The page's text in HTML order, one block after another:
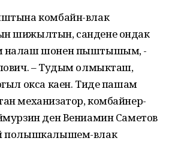
комбайн-влак
шижылтын, сандене ондак
налаш шонен пыштышым, -
– Тудым олмыкташ,
окса каен. Тиде пашам
механизатор, комбайнер-
ден Вениамин Саметов
полышкалышем-влак